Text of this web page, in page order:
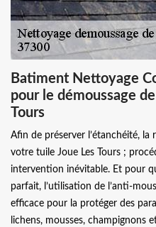
Batiment Nettoyage
pour le démoussage
Tours
Afin de préserver l’étanchéité,
votre tuile Joue Les Tours ;
intervention inévitable. Et pour
parfait, l’utilisation de l’anti-
efficace pour la protéger des
lichens, mousses, champignons